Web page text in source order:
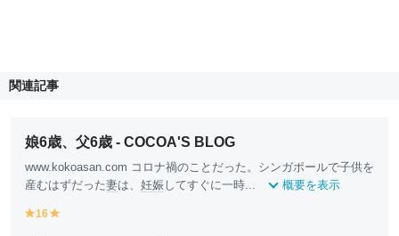
関連記事
娘6歳、父6歳 - COCOA'S BLOG
www.kokoasan.com コロナ禍のことだった。シンガポールで子供を
産むはずだった妻は、 妊娠 してすぐに一時... 概要を表示
y
16